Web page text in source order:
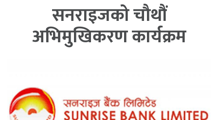
सनराइजको चौथौं
अभिमुखिकरण कार्यक्रम